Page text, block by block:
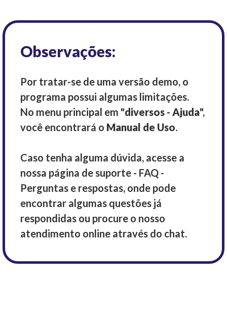
Observações:
Por tratar-se de uma versão demo, o
programa possui algumas limitações.
No menu principal em "diversos - Ajuda",
você encontrará o Manual de Uso.
Caso tenha alguma dúvida, acesse a
nossa página de suporte - FAQ -
Perguntas e respostas, onde pode
encontrar algumas questões já
respondidas ou procure o nosso
atendimento online através do chat.